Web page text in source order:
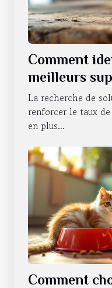
Comment
meilleurs
testostérone
La recherche de
renforcer le taux
en plus...
Comment